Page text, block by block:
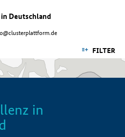
Deutschland
FILTER
in